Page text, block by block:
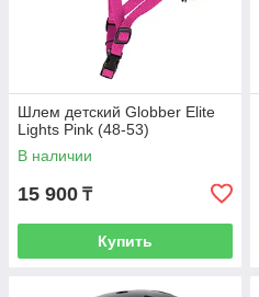
Шлем детский Globber Elite
Lights Pink (48-53)
В наличии
15 900 ₸
Купить